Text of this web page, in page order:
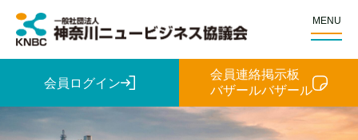
MENU
会員ログイン
会員連絡掲示板
バザールバザール